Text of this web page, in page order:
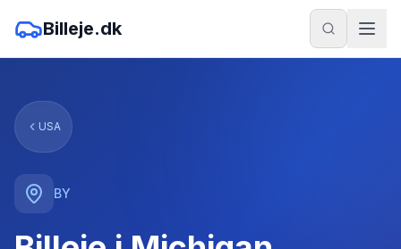
Billeje.dk
USA
BY